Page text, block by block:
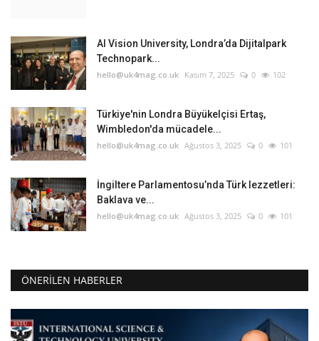
AI Vision University, Londra’da Dijitalpark
Technopark...
hello@uk4mag.co.uk Kasım 7, 2025 0 102
Türkiye'nin Londra Büyükelçisi Ertaş,
Wimbledon'da mücadele...
hello@uk4mag.co.uk Ağustos 3, 2025 0 101
İngiltere Parlamentosu’nda Türk lezzetleri:
Baklava ve...
hello@uk4mag.co.uk Ağustos 3, 2025 0 101
ÖNERILEN HABERLER